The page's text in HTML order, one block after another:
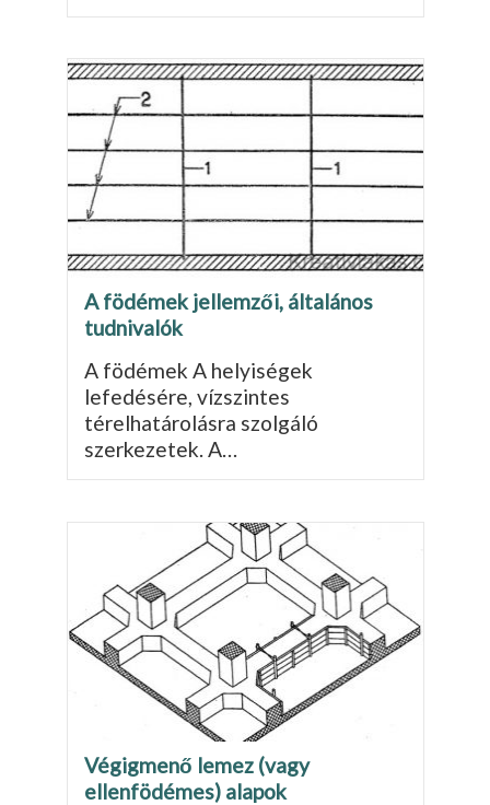
A födémek jellemzői, általános
tudnivalók
A födémek A helyiségek
lefedésére, vízszin­tes
térelhatárolásra szolgáló
szerkezetek. A…
Végigmenő lemez (vagy
ellenfödémes) alapok